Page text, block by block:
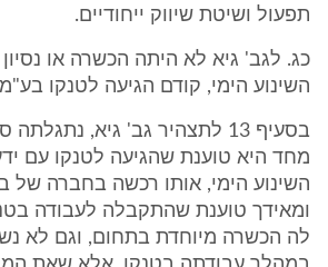
תפעול ושיטת שיווק ייחודיים.
כג. לגב' גיא לא היתה הכשרה או
השינוע הימי, קודם הגיעה לטנקו
בסעיף 13 לתצהיר גב' גיא,
מחד היא טוענת שהגיעה לטנקו עם
השינוע הימי, אותו רכשה בחברה של
ומאידך טוענת שהתקבלה לעבודה
לה הכשרה מיוחדת בתחום, וגם לא